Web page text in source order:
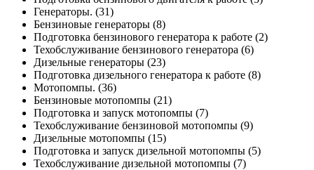
Генераторы. (31)
Бензиновые генераторы (8)
Подготовка бензинового генератора к работе (2)
Техобслуживание бензинового генератора (6)
Дизельные генераторы (23)
Подготовка дизельного генератора к работе (8)
Мотопомпы. (36)
Бензиновые мотопомпы (21)
Подготовка и запуск мотопомпы (7)
Техобслуживание бензиновой мотопомпы (9)
Дизельные мотопомпы (15)
Подготовка и запуск дизельной мотопомпы (5)
Техобслуживание дизельной мотопомпы (7)